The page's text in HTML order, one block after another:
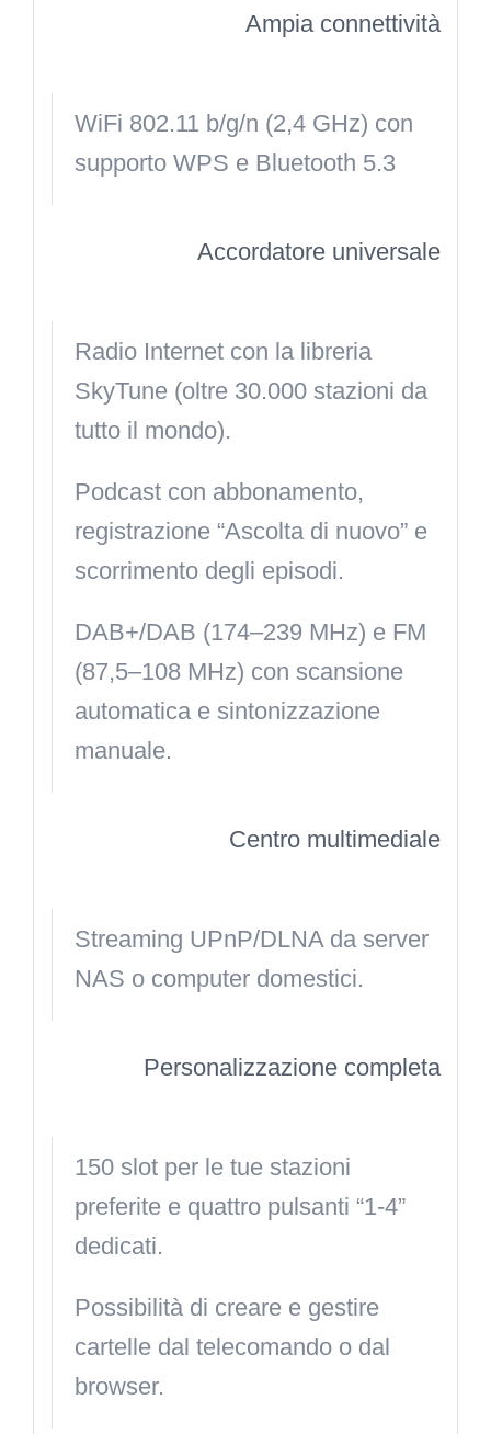
Ampia connettività
WiFi 802.11 b/g/n (2,4 GHz) con
supporto WPS e Bluetooth 5.3
Accordatore universale
Radio Internet con la libreria
SkyTune (oltre 30.000 stazioni da
tutto il mondo).
Podcast con abbonamento,
registrazione “Ascolta di nuovo” e
scorrimento degli episodi.
DAB+/DAB (174–239 MHz) e FM
(87,5–108 MHz) con scansione
automatica e sintonizzazione
manuale.
Centro multimediale
Streaming UPnP/DLNA da server
NAS o computer domestici.
Personalizzazione completa
150 slot per le tue stazioni
preferite e quattro pulsanti “1-4”
dedicati.
Possibilità di creare e gestire
cartelle dal telecomando o dal
browser.